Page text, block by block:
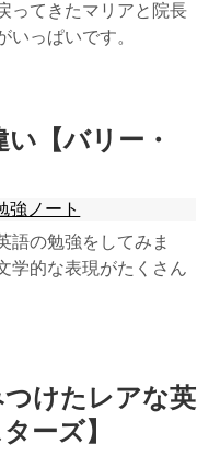
ってきたマリアと院長
っぱいです。
【バリー・
強ノート
語の勉強をしてみま
学的な表現がたくさん
つけたレアな英
ーズ】